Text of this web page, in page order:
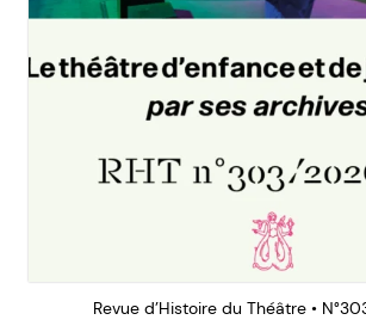
Revue d’Histoire du Théâtre •